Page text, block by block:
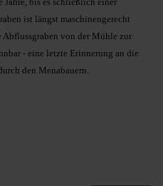
ist längst maschinengerecht
von der Mühle zur
- eine letzte Erinnerung an die
den Menabauern.